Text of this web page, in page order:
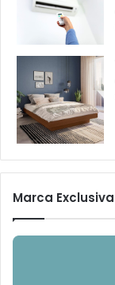
Marca Exclusiva